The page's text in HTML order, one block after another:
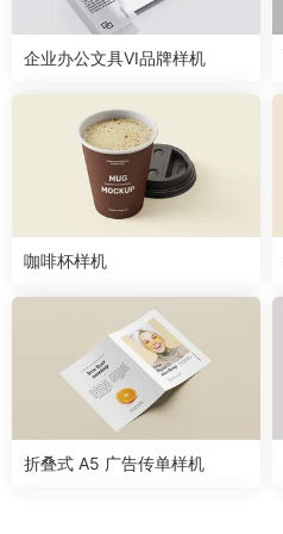
企业办公文具VI品牌样机
咖啡杯样机
折叠式 A5 广告传单样机